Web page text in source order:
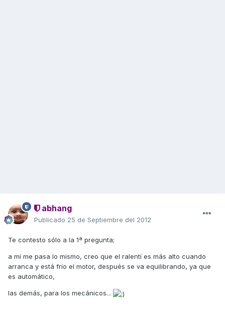
abhang
Publicado 25 de Septiembre del 2012
Te contesto sólo a la 1ª pregunta;
a mí me pasa lo mismo, creo que el ralentí es más alto cuando
arranca y está frío el motor, después se va equilibrando, ya que
es automático,
las demás, para los mecánicos...